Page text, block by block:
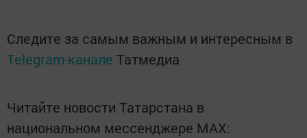
Следите за самым важным и интересным в
Telegram-канале Татмедиа
Читайте новости Татарстана в
национальном мессенджере MАХ: